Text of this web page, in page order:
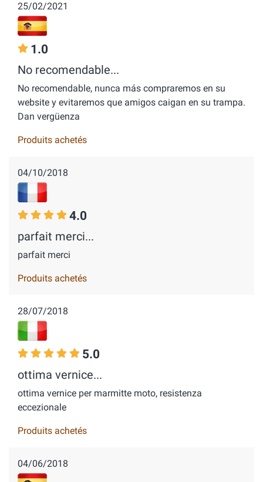
25/02/2021
1.0
No recomendable...
No recomendable, nunca más compraremos en su
website y evitaremos que amigos caigan en su trampa.
Dan vergüenza
Produits achetés
04/10/2018
4.0
parfait merci...
parfait merci
Produits achetés
28/07/2018
5.0
ottima vernice...
ottima vernice per marmitte moto, resistenza
eccezionale
Produits achetés
04/06/2018